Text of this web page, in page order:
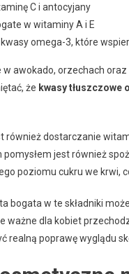
C i antocyjany
w witaminy A i E
omega-3, które
awokado, orzechach
że kwasy tłuszczowe
również dostarczanie
jest również
poziomu cukru we krwi,
bogata w te składniki
ważne dla kobiet
realną poprawę wyglądu